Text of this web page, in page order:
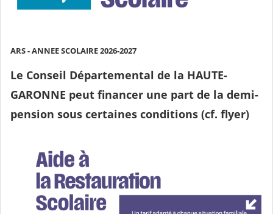
ARS - ANNEE SCOLAIRE 2026-2027
Le Conseil Départemental de la HAUTE-
GARONNE peut financer une part de la demi-
pension sous certaines conditions (cf. flyer)